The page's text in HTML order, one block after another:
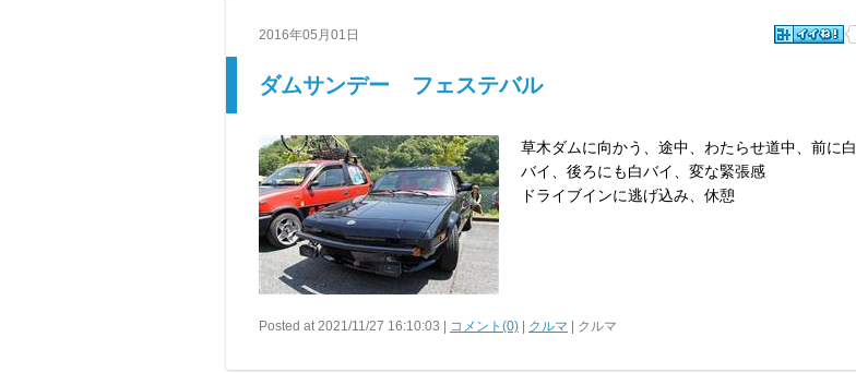
2016年05月01日
ダムサンデー フェステバル
草木ダムに向かう、途中、わたらせ道中、前に白
バイ、後ろにも白バイ、変な緊張感
ドライブインに逃げ込み、休憩
Posted at 2021/11/27 16:10:03 | コメント(0) | クルマ | クルマ